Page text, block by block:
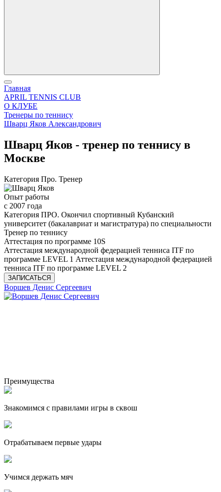
Главная
APRIL TENNIS CLUB
О КЛУБЕ
Тренеры по теннису
Шварц Яков Александрович
Шварц Яков - тренер по теннису в
Москве
Категория Про. Тренер
Опыт работы
с 2007 года
Категория ПРО. Окончил спортивный Кубанский
университет (бакалавриат и магистратура) по специальности
Тренер по теннису
Аттестация по программе 10S
Аттестация международной федерацией тенниса ITF по
программе LEVEL 1 Аттестация международной федерацией
тенниса ITF по программе LEVEL 2
ЗАПИСАТЬСЯ
Воршев Денис Сергеевич
Преимущества
Знакомимся с правилами игры в сквош
Отрабатываем первые удары
Учимся держать мяч